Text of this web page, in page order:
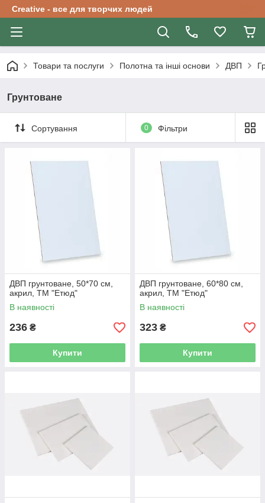
Creative - все для творчих людей
Товари та послуги Полотна та інші основи ДВП
Грунтоване
Сортування 0 Фільтри
ДВП грунтоване, 50*70 см,
акрил, ТМ "Етюд"
В наявності
236 ₴
Купити
ДВП грунтоване, 60*80 см,
акрил, ТМ "Етюд"
В наявності
323 ₴
Купити